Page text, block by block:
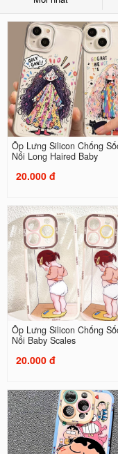
Ốp Lưng Silicon Chống
Nổi Long Haired Baby
20.000 đ
Ốp Lưng Silicon Chống
Nổi Baby Scales
20.000 đ